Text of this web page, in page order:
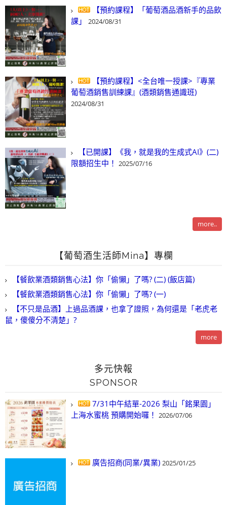
【預約課程】「葡萄酒品酒新手的品飲
課」
2024/08/31
【預約課程】<全台唯一授課>『專業
葡萄酒銷售訓練課』(酒類銷售通識班)
2024/08/31
【已開課】《我，就是我的生成式AI》(二)
限額招生中！ 2025/07/16
more..
【葡萄酒生活師Mina】專欄
【餐飲業酒類銷售心法】你「偷懶」了嗎? (二) (飯店篇)
【餐飲業酒類銷售心法】你「偷懶」了嗎? (一)
【不只是品酒】上過品酒課，也拿了證照，為何還是「老虎老
鼠，傻傻分不清楚」?
more
多元快報
SPONSOR
7/31中午結單-2026 梨山「銘果園」
上海水蜜桃 預購開始囉！ 2026/07/06
廣告招商(同業/異業) 2025/01/25